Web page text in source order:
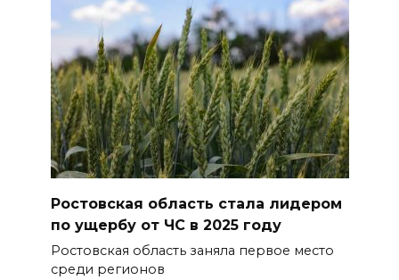
Ростовская область стала лидером
по ущербу от ЧС в 2025 году
Ростовская область заняла первое место
среди регионов